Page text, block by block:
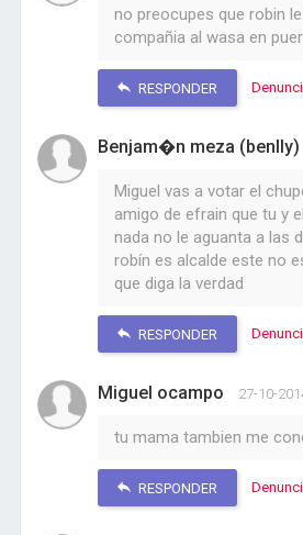
no preocupes que robin
compañia al wasa en
RESPONDER
Benjam�n meza (benlly)
Miguel vas a votar el
amigo de efrain que tu y
nada no le aguanta a las
robín es alcalde este no
que diga la verdad
RESPONDER
Miguel ocampo 27-10-
tu mama tambien me
RESPONDER